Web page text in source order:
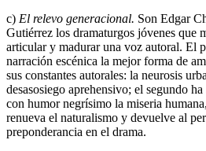
c) El relevo generacional. Son Edgar
Gutiérrez los dramaturgos jóvenes que
articular y madurar una voz autoral. El
narración escénica la mejor forma de
sus constantes autorales: la neurosis
desasosiego aprehensivo; el segundo
con humor negrísimo la miseria
renueva el naturalismo y devuelve al
preponderancia en el drama.